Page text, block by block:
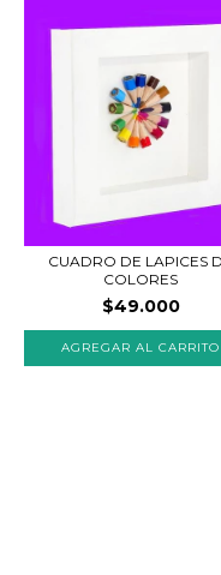
CUADRO DE LAPICES
COLORES
$49.000